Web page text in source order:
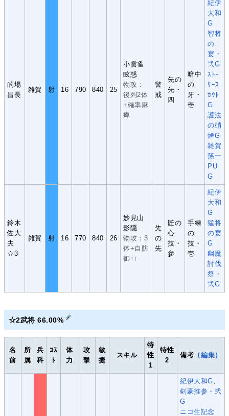
的場
昌長
雑賀 射 16 790 840 25
小雲雀
眩惑
物攻：
後列2体
+確率麻
痺
警
戒
先の
先・
四
暗中
の
牙・
壱
紀伊
大和
G
智将
の
宴・
弐G
ｽﾄｰ
ﾘｰｽ
ｶｳﾄ
G
護法
の硝
煙G
雑賀
孫一
PU
G
鈴木
佐大
夫
☆3
雑賀 射 16 770 840 26
妙見山
影隠
物攻：3
体+自防
御↑↑
先
の
先
匠の
心
技・
参
手練
の
技・
壱
紀伊
大和
G
猛将
の宴
G
幽魔
討伐
祭・
弐G
☆2武将 66.00%
名
前
所
属
兵
科
ｺｽ
ﾄ
体
力
攻
撃
敏
捷
スキル
特
性
1
特性
2
備考 （編集）
紀伊大和G
剣豪推参・弐
G
ニコ生記念